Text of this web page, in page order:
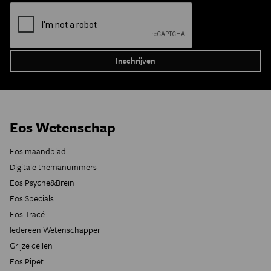
Eos Wetenschap
Eos maandblad
Digitale themanummers
Eos Psyche&Brein
Eos Specials
Eos Tracé
Iedereen Wetenschapper
Grijze cellen
Eos Pipet